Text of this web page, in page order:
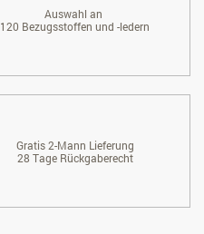
Auswahl an
120 Bezugsstoffen und -ledern
Gratis 2-Mann Lieferung
28 Tage Rückgaberecht